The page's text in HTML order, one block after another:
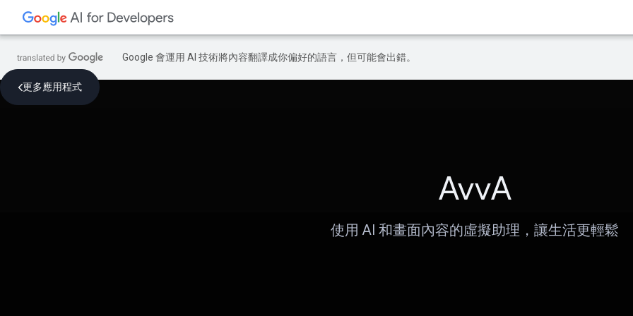
Google 會運用 AI 技術將內容翻譯成你偏好的語言，但可能會出錯。
更多應用程式
AvvA
使用 AI 和畫面內容的虛擬助理，讓生活更輕鬆